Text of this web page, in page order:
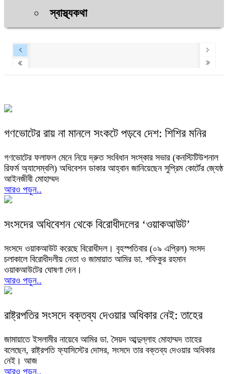
স্বাস্থ্যকথা
গণভোটের রায় না মানলে সংকটে পড়বে দেশ: শিশির মনির
গণভোটের ফলাফল মেনে নিয়ে দ্রুত সংবিধান সংস্কার সভার (কনস্টিটিউশনাল
রিফর্ম অ্যাসেম্বলি) অধিবেশন ডাকার আহ্বান জানিয়েছেন সুপ্রিম কোর্টের জ্যেষ্ঠ
আইনজীবী মোহাম্মদ
আরও পড়ুন..
সংসদের অধিবেশন থেকে বিরোধীদলের ‘ওয়াকআউট’
সংসদে ওয়াকআউট করেছে বিরোধীদল। বৃহস্পতিবার (০৯ এপ্রিল) সংসদ
চলাকালে বিরোধীদলীয় নেতা ও জামায়াত আমির ডা. শফিকুর রহমান
ওয়াকআউটের ঘোষণা দেন।
আরও পড়ুন..
রাষ্ট্রপতির সংসদে বক্তব্য দেওয়ার অধিকার নেই: তাহের
জামায়াতে ইসলামীর নায়েবে আমির ডা. সৈয়দ আব্দুল্লাহ মোহাম্মদ তাহের
বলেছেন, রাষ্ট্রপতি ফ্যাসিস্টের দোসর, সংসদে তার বক্তব্য দেওয়ার অধিকার
নেই। আজ
আরও পড়ুন..